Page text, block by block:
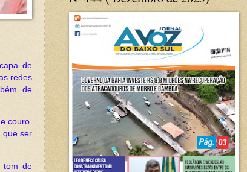
de
redes
de
couro.
que ser
tom de